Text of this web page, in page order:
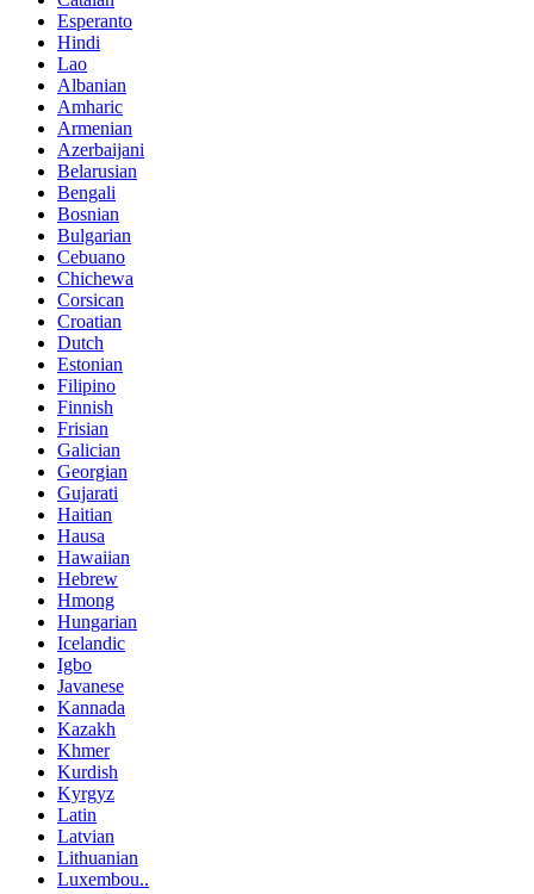
Esperanto
Hindi
Lao
Albanian
Amharic
Armenian
Azerbaijani
Belarusian
Bengali
Bosnian
Bulgarian
Cebuano
Chichewa
Corsican
Croatian
Dutch
Estonian
Filipino
Finnish
Frisian
Galician
Georgian
Gujarati
Haitian
Hausa
Hawaiian
Hebrew
Hmong
Hungarian
Icelandic
Igbo
Javanese
Kannada
Kazakh
Khmer
Kurdish
Kyrgyz
Latin
Latvian
Lithuanian
Luxembou..